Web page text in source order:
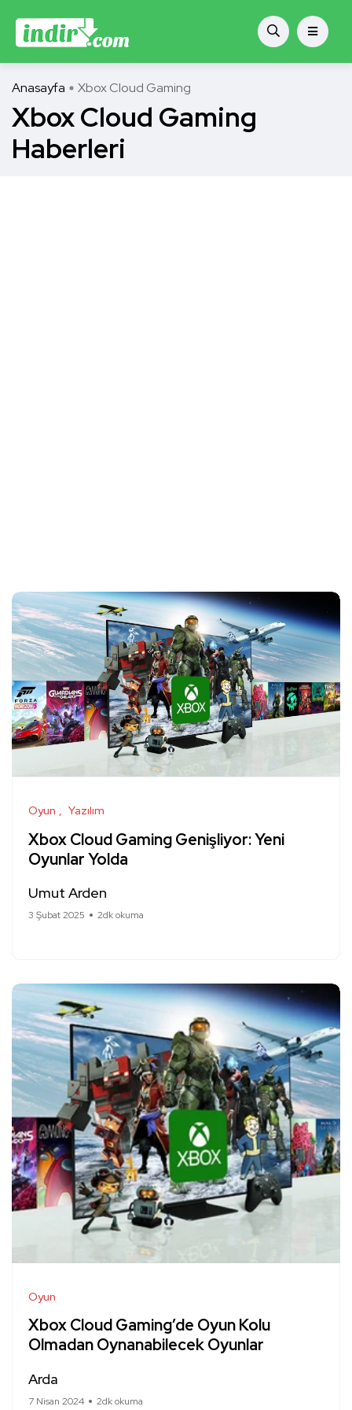
Anasayfa Xbox Cloud Gaming
Xbox Cloud Gaming
Haberleri
Oyun Yazılım
Xbox Cloud Gaming Genişliyor: Yeni
Oyunlar Yolda
Umut Arden
3 Şubat 2025 2dk okuma
Oyun
Xbox Cloud Gaming’de Oyun Kolu
Olmadan Oynanabilecek Oyunlar
Arda
7 Nisan 2024 2dk okuma